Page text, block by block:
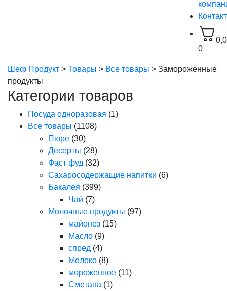
0
Шеф Продукт > Товары > Все товары > Замороженные
продукты
Категории товаров
Посуда одноразовая (1)
Все товары (1108)
Пюре (30)
Десерты (28)
Фаст фуд (32)
Сахаросодержащие напитки (6)
Бакалея (399)
Чай (7)
Молочные продукты (97)
майонез (15)
Масло (9)
спред (4)
Молоко (8)
мороженное (11)
Сметана (1)